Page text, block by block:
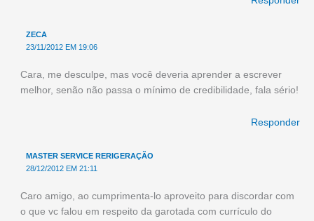
ZECA
23/11/2012 EM 19:06
Cara, me desculpe, mas você deveria aprender a escrever
melhor, senão não passa o mínimo de credibilidade, fala sério!
Responder
MASTER SERVICE RERIGERAÇÃO
28/12/2012 EM 21:11
Caro amigo, ao cumprimenta-lo aproveito para discordar com
o que vc falou em respeito da garotada com currículo do